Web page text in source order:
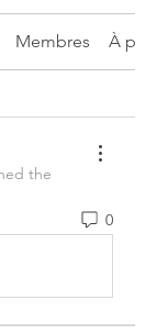
Membres À
the
0